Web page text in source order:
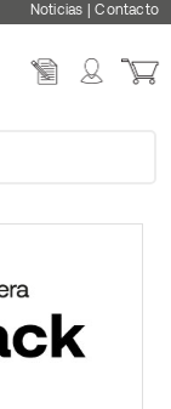
Noticias |Contacto